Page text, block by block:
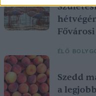
ÉLŐ
Szedd
a